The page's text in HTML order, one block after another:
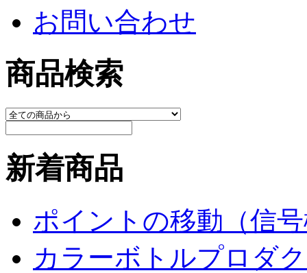
お問い合わせ
商品検索
新着商品
ポイントの移動（信
カラーボトルプロダ